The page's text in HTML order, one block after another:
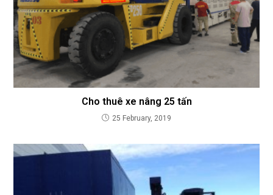
Cho thuê xe nâng 25 tấn
25 February, 2019